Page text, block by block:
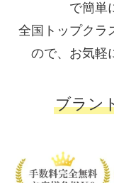
で簡単
全国トップクラ
ので、お気軽
ブラン